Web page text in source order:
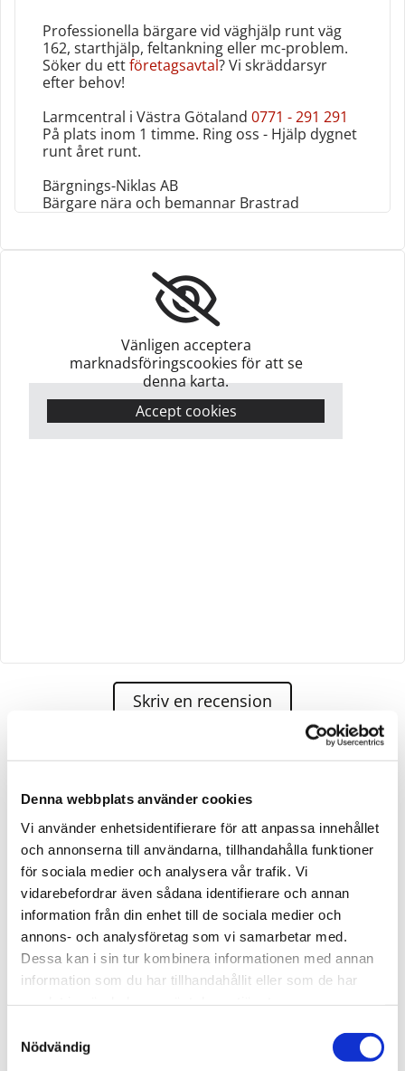
Denna webbplats använder cookies
Vi använder enhetsidentifierare för att anpassa innehållet
och annonserna till användarna, tillhandahålla funktioner
för sociala medier och analysera vår trafik. Vi
vidarebefordrar även sådana identifierare och annan
information från din enhet till de sociala medier och
annons- och analysföretag som vi samarbetar med.
Dessa kan i sin tur kombinera informationen med annan
information som du har tillhandahållit eller som de har
Nödvändig
Professionella bärgare vid väghjälp runt väg
162, starthjälp, feltankning eller mc-problem.
Söker du ettföretagsavtal? Vi skräddarsyr
efter behov!
Larmcentral i Västra Götaland 0771 - 291 291
På plats inom 1 timme. Ring oss - Hjälp dygnet
runt året runt‎.
Bärgnings-Niklas AB
Bärgare nära och bemannar Brastrad
Vänligen acceptera
marknadsföringscookies för att se
denna karta.
Accept cookies
Skriv en recension
för;
Mrf-bärgarna
Allbärgning
Scania bärgning
Volvo action
Volvo assistance
Audi mobility